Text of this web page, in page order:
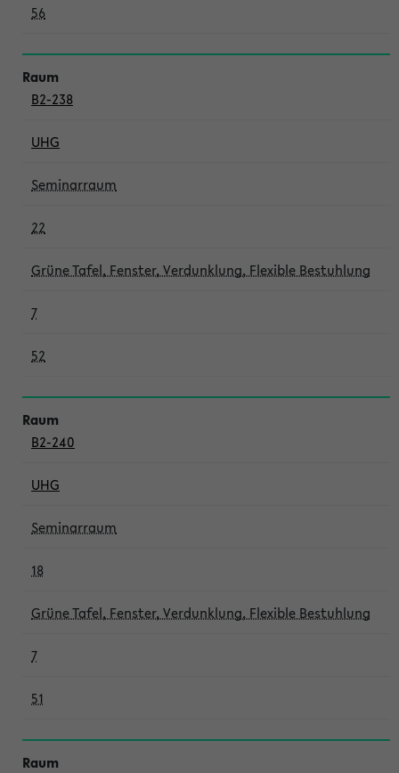
56
B2-238
UHG
Seminarraum
22
Grüne Tafel, Fenster, Verdunklung, Flexible Bestuhlung
7
52
B2-240
UHG
Seminarraum
18
Grüne Tafel, Fenster, Verdunklung, Flexible Bestuhlung
7
51